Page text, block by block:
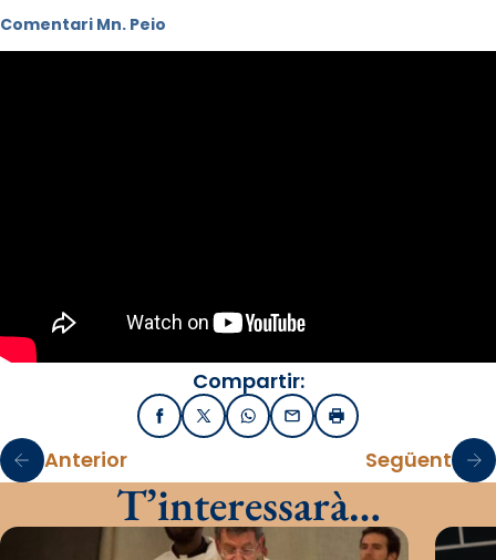
Comentari Mn. Peio
Compartir:
FacebookX / TwitterWhatsApp
EmailImprimir
Anterior Següent
T’interessarà…